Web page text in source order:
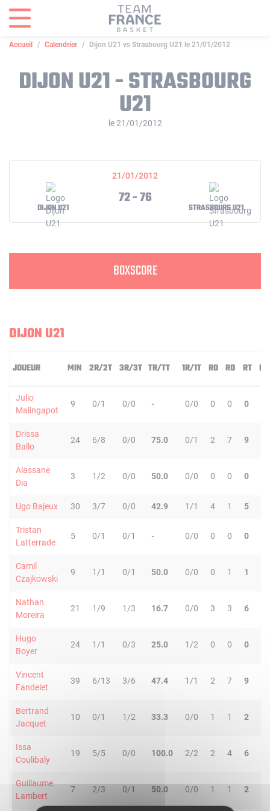
Accueil Calendrier Dijon U21 vs Strasbourg U21 le 21/01/2012
DIJON U21 - STRASBOURG
U21
le 21/01/2012
21/01/2012
DIJON U21
72 - 76
STRASBOURG U21
BOXSCORE
DIJON U21
JOUEUR MIN 2R/2T 3R/3T TR/TT 1R/1T RO RD RT PD
Julio
Malingapot
9 0/1 0/0 - 0/0 0 0 0
Drissa
Ballo
24 6/8 0/0 75.0 0/1 2 7 9
Alassane
Dia
3 1/2 0/0 50.0 0/0 0 0 0
Ugo Bajeux 30 3/7 0/0 42.9 1/1 4 1 5
Tristan
Latterrade
5 0/1 0/1 - 0/0 0 0 0
Camil
Czajkowski
9 1/1 0/1 50.0 0/0 0 1 1
Nathan
Moreira
21 1/9 1/3 16.7 0/0 3 3 6
Hugo
Boyer
24 1/1 0/3 25.0 1/2 0 0 0
Vincent
Fandelet
39 6/13 3/6 47.4 1/1 2 7 9
Bertrand
Jacquet
10 0/1 1/2 33.3 0/0 1 1 2
Issa
Coulibaly
19 5/5 0/0 100.0 2/2 2 4 6
Guillaume
Lambert
7 2/3 0/1 50.0 0/0 1 1 2
Panneau de gestion des cookies